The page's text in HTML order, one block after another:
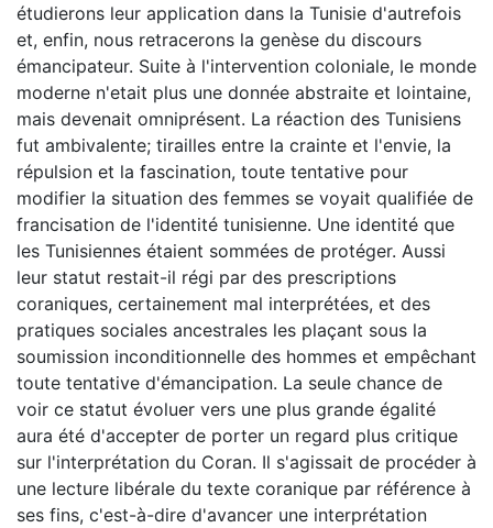
étudierons leur application dans la Tunisie d'autrefois
et, enfin, nous retracerons la genèse du discours
émancipateur. Suite à l'intervention coloniale, le monde
moderne n'etait plus une donnée abstraite et lointaine,
mais devenait omniprésent. La réaction des Tunisiens
fut ambivalente; tirailles entre la crainte et l'envie, la
répulsion et la fascination, toute tentative pour
modifier la situation des femmes se voyait qualifiée de
francisation de l'identité tunisienne. Une identité que
les Tunisiennes étaient sommées de protéger. Aussi
leur statut restait-il régi par des prescriptions
coraniques, certainement mal interprétées, et des
pratiques sociales ancestrales les plaçant sous la
soumission inconditionnelle des hommes et empêchant
toute tentative d'émancipation. La seule chance de
voir ce statut évoluer vers une plus grande égalité
aura été d'accepter de porter un regard plus critique
sur l'interprétation du Coran. Il s'agissait de procéder à
une lecture libérale du texte coranique par référence à
ses fins, c'est-à-dire d'avancer une interprétation